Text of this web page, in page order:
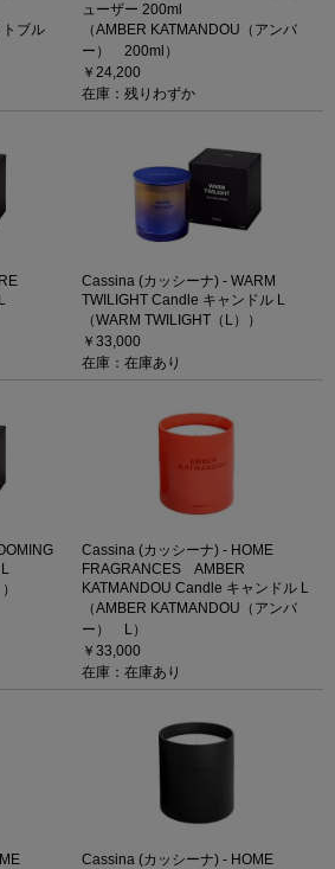
トブル
ューザー 200ml
（AMBER KATMANDOU（アンバ
ー） 200ml）
￥24,200
在庫：残りわずか
Cassina (カッシーナ) - WARM
TWILIGHT Candle キャンドル L
（WARM TWILIGHT（L））
￥33,000
在庫：在庫あり
Cassina (カッシーナ) - HOME
FRAGRANCES AMBER
KATMANDOU Candle キャンドル L
（AMBER KATMANDOU（アンバ
ー） L）
￥33,000
在庫：在庫あり
Cassina (カッシーナ) - HOME